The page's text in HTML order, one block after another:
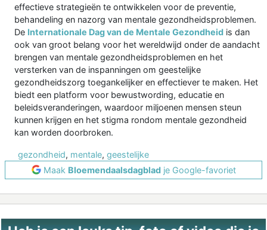
effectieve strategieën te ontwikkelen voor de preventie,
behandeling en nazorg van mentale gezondheidsproblemen.
De Internationale Dag van de Mentale Gezondheid is dan
ook van groot belang voor het wereldwijd onder de aandacht
brengen van mentale gezondheidsproblemen en het
versterken van de inspanningen om geestelijke
gezondheidszorg toegankelijker en effectiever te maken. Het
biedt een platform voor bewustwording, educatie en
beleidsveranderingen, waardoor miljoenen mensen steun
kunnen krijgen en het stigma rondom mentale gezondheid
kan worden doorbroken.
gezondheid, mentale, geestelijke
Maak Bloemendaalsdagbladje Google-favoriet